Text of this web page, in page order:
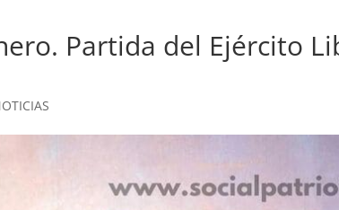
Partida del Ejército